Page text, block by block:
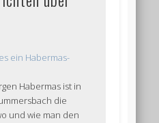
ein Habermas-
Habermas ist in
die
und wie man den